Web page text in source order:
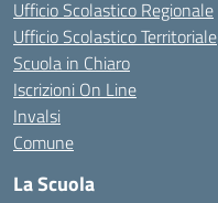
Ufficio Scolastico Regionale
Ufficio Scolastico Territoriale
Scuola in Chiaro
Iscrizioni On Line
Invalsi
Comune
La Scuola